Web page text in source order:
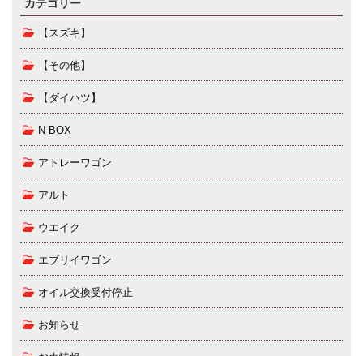
カテゴリー
【スズキ】
【その他】
【ダイハツ】
N-BOX
アトレーワゴン
アルト
ウエイク
エブリイワゴン
オイル交換受付停止
お知らせ